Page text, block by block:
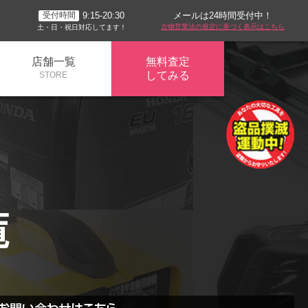
受付時間 9:15-20:30
土・日・祝日対応してます！
メールは24時間受付中！
古物営業法の規定に基づく表示はこちら
店舗一覧
STORE
無料査定
してみる